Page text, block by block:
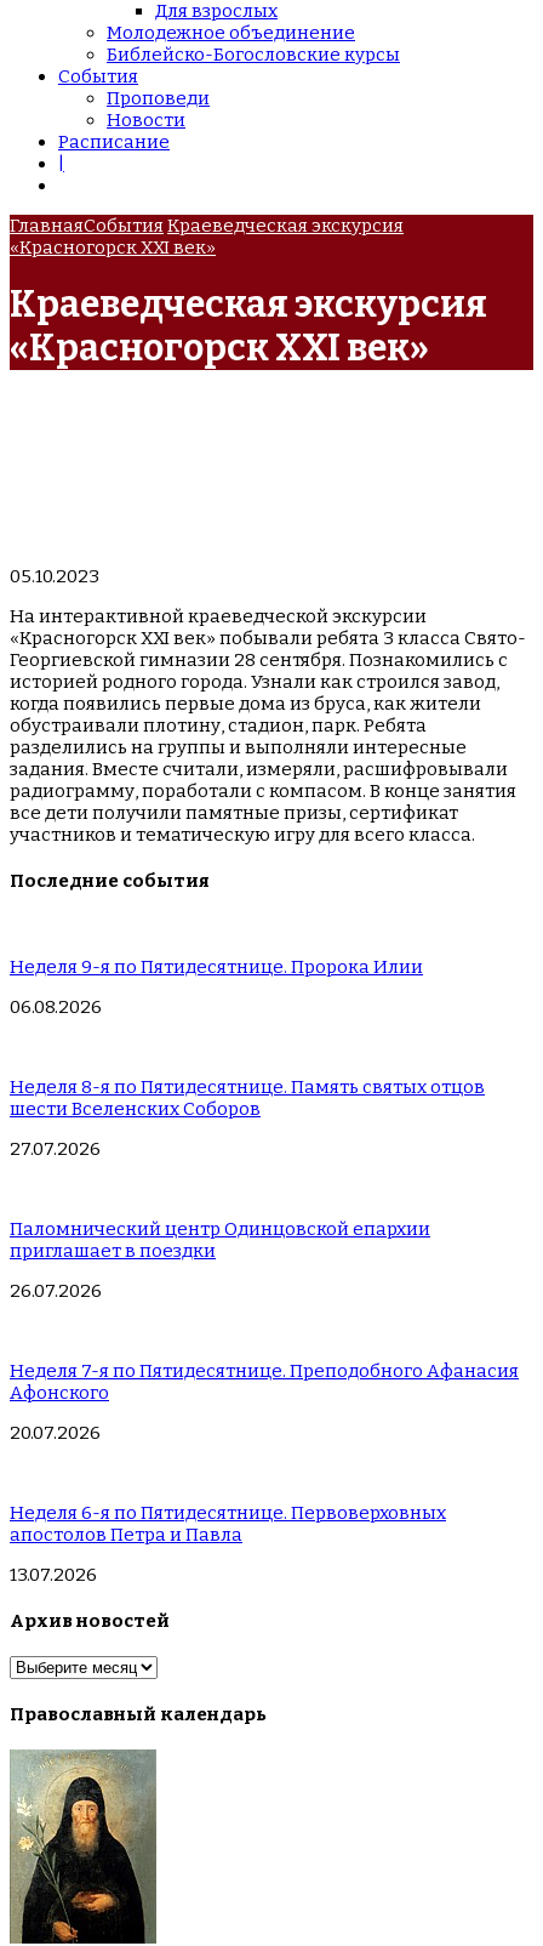
Для взрослых
Молодежное объединение
Библейско-Богословские курсы
События
Проповеди
Новости
Расписание
ГлавнаяСобытияКраеведческая экскурсия
«Красногорск XXI век»
Краеведческая экскурсия
«Красногорск XXI век»
05.10.2023
На интерактивной краеведческой экскурсии
«Красногорск XXI век» побывали ребята 3 класса Свято-
Георгиевской гимназии 28 сентября. Познакомились с
историей родного города. Узнали как строился завод,
когда появились первые дома из бруса, как жители
обустраивали плотину, стадион, парк. Ребята
разделились на группы и выполняли интересные
задания. Вместе считали, измеряли, расшифровывали
радиограмму, поработали с компасом. В конце занятия
все дети получили памятные призы, сертификат
участников и тематическую игру для всего класса.
Последние события
Неделя 9-я по Пятидесятнице. Пророка Илии
06.08.2026
Неделя 8-я по Пятидесятнице. Память святых отцов
шести Вселенских Соборов
27.07.2026
Паломнический центр Одинцовской епархии
приглашает в поездки
26.07.2026
Неделя 7-я по Пятидесятнице. Преподобного Афанасия
Афонского
20.07.2026
Неделя 6-я по Пятидесятнице. Первоверховных
апостолов Петра и Павла
13.07.2026
Архив новостей
Архив
Православный календарь